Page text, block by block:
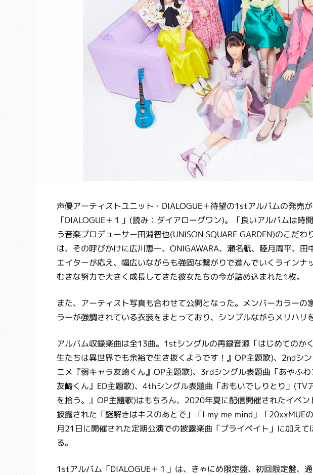
声優アーティストユニット・DIALOGUE＋待望の1stアルバムの発売
「DIALOGUE＋１」(読み：ダイアローグワン)。「良いアルバムは時
う音楽プロデューサー田淵智也(UNISON SQUARE GARDEN)のこだ
は、その呼びかけに広川恵一、ONIGAWARA、瀬名航、睦月周平、田
エイターが応え、幅広いながらも強固な繋がりで進んでいくラインナ
むきな努力で大きく成長してきた彼女たちの今が詰め込まれた1枚。
また、アーティスト写真も合わせて公開となった。メンバーカラーの
ラーが強調されている衣装をまとっており、シンプルながらメリハリ
アルバム収録楽曲は全13曲。1stシングルの再録音源「はじめてのか
生たちは異世界でも余裕で生き抜くようです！』OP主題歌)、2ndシ
ニメ『弱キャラ友崎くん』OP主題歌)、3rdシングル表題曲「あやふ
友崎くん』ED主題歌)、4thシングル表題曲「おもいでしりとり」(TV
を拾う。』OP主題歌)はもちろん、2020年夏に配信開催されたイベ
披露された「謎解きはキスのあとで」「I my me mind」「20xxMUE
月21日に開催された定期公演での披露楽曲「プライベイト」に加え
る。
1stアルバム「DIALOGUE＋１」は、きゃにめ限定盤、初回限定盤、